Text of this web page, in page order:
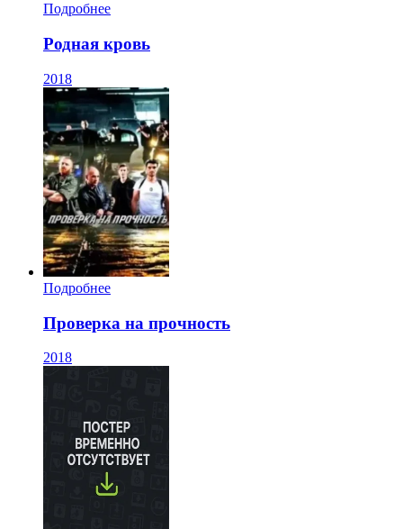
Подробнее
Родная кровь
2018
Подробнее
Проверка на прочность
2018